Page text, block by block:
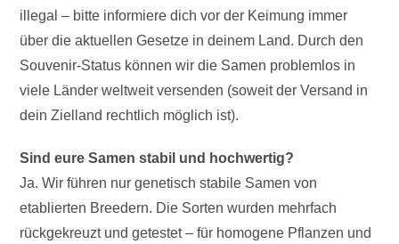
illegal – bitte informiere dich vor der Keimung immer
über die aktuellen Gesetze in deinem Land. Durch den
Souvenir-Status können wir die Samen problemlos in
viele Länder weltweit versenden (soweit der Versand in
dein Zielland rechtlich möglich ist).
Sind eure Samen stabil und hochwertig?
Ja. Wir führen nur genetisch stabile Samen von
etablierten Breedern. Die Sorten wurden mehrfach
rückgekreuzt und getestet – für homogene Pflanzen und